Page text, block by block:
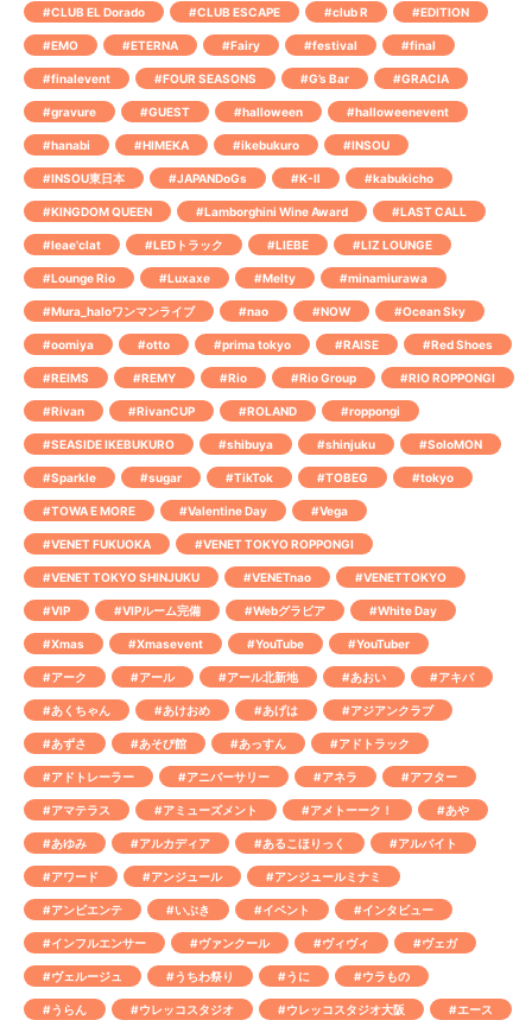
#CLUB EL Dorado #CLUB ESCAPE #club R #EDITION
#EMO #ETERNA #Fairy #festival #final
#finalevent #FOUR SEASONS #G’s Bar #GRACIA
#gravure #GUEST #halloween #halloweenevent
#hanabi #HIMEKA #ikebukuro #INSOU
#INSOU東日本 #JAPANDoGs #K-Ⅱ #kabukicho
#KINGDOM QUEEN #Lamborghini Wine Award #LAST CALL
#leae'clat #LEDトラック #LIEBE #LIZ LOUNGE
#Lounge Rio #Luxaxe #Melty #minamiurawa
#Mura_haloワンマンライブ #nao #NOW #Ocean Sky
#oomiya #otto #prima tokyo #RAISE #Red Shoes
#REIMS #REMY #Rio #Rio Group #RIO ROPPONGI
#Rivan #RivanCUP #ROLAND #roppongi
#SEASIDE IKEBUKURO #shibuya #shinjuku #SoloMON
#Sparkle #sugar #TikTok #TOBEG #tokyo
#TOWA E MORE #Valentine Day #Vega
#VENET FUKUOKA #VENET TOKYO ROPPONGI
#VENET TOKYO SHINJUKU #VENETnao #VENETTOKYO
#VIP #VIPルーム完備 #Webグラビア #White Day
#Xmas #Xmasevent #YouTube #YouTuber
#アーク #アール #アール北新地 #あおい #アキバ
#あくちゃん #あけおめ #あげは #アジアンクラブ
#あずさ #あそび館 #あっすん #アドトラック
#アドトレーラー #アニバーサリー #アネラ #アフター
#アマテラス #アミューズメント #アメトーーク！ #あや
#あゆみ #アルカディア #あるこほりっく #アルバイト
#アワード #アンジュール #アンジュールミナミ
#アンビエンテ #いぶき #イベント #インタビュー
#インフルエンサー #ヴァンクール #ヴィヴィ #ヴェガ
#ヴェルージュ #うちわ祭り #うに #ウラもの
#うらん #ウレッコスタジオ #ウレッコスタジオ大阪 #エース